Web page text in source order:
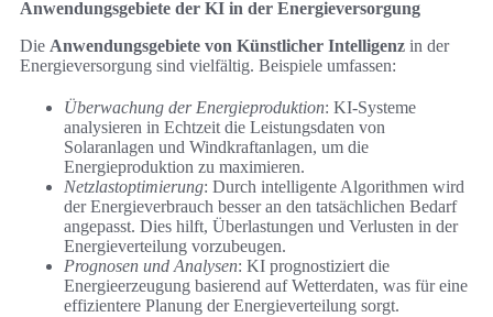
Anwendungsgebiete der KI in der Energieversorgung
Die Anwendungsgebiete von Künstlicher Intelligenz in der
Energieversorgung sind vielfältig. Beispiele umfassen:
Überwachung der Energieproduktion: KI-Systeme
analysieren in Echtzeit die Leistungsdaten von
Solaranlagen und Windkraftanlagen, um die
Energieproduktion zu maximieren.
Netzlastoptimierung: Durch intelligente Algorithmen wird
der Energieverbrauch besser an den tatsächlichen Bedarf
angepasst. Dies hilft, Überlastungen und Verlusten in der
Energieverteilung vorzubeugen.
Prognosen und Analysen: KI prognostiziert die
Energieerzeugung basierend auf Wetterdaten, was für eine
effizientere Planung der Energieverteilung sorgt.